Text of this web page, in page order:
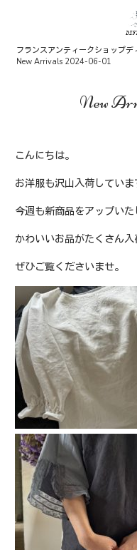
フランスアンティークショップデ
New Arrivals 2024-06-01
New
こんにちは。
お洋服も沢山入荷していま
今週も新商品をアップいた
かわいいお品がたくさん入
ぜひご覧くださいませ。